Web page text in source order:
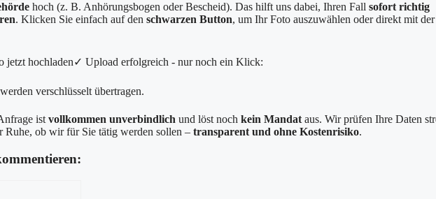
hoch (z. B. Anhörungsbogen oder Bescheid). Das hilft uns dabei, Ihren Fall sofort richtig
. Klicken Sie einfach auf den schwarzen Button, um Ihr Foto auszuwählen oder direkt mit der
jetzt hochladen✓ Upload erfolgreich - nur noch ein Klick:
verschlüsselt übertragen.
ist vollkommen unverbindlich und löst noch kein Mandat aus. Wir prüfen Ihre Daten
Ruhe, ob wir für Sie tätig werden sollen – transparent und ohne Kostenrisiko.